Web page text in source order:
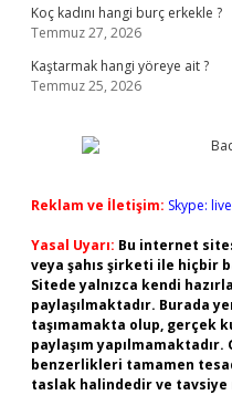
Koç kadını hangi burç erkekle ?
Temmuz 27, 2026
Kaştarmak hangi yöreye ait ?
Temmuz 25, 2026
Reklam ve İletişim: Skype:
Yasal Uyarı: Bu internet
veya şahıs şirketi ile hiçbir
Sitede yalnızca kendi
paylaşılmaktadır. Burada
taşımamakta olup, gerçek
paylaşım
benzerlikleri tamamen
taslak halindedir ve tavsiye